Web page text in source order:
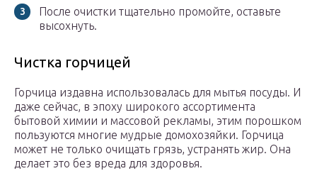
После очистки тщательно промойте, оставьте
высохнуть.
Чистка горчицей
Горчица издавна использовалась для мытья посуды. И
даже сейчас, в эпоху широкого ассортимента
бытовой химии и массовой рекламы, этим порошком
пользуются многие мудрые домохозяйки. Горчица
может не только очищать грязь, устранять жир. Она
делает это без вреда для здоровья.